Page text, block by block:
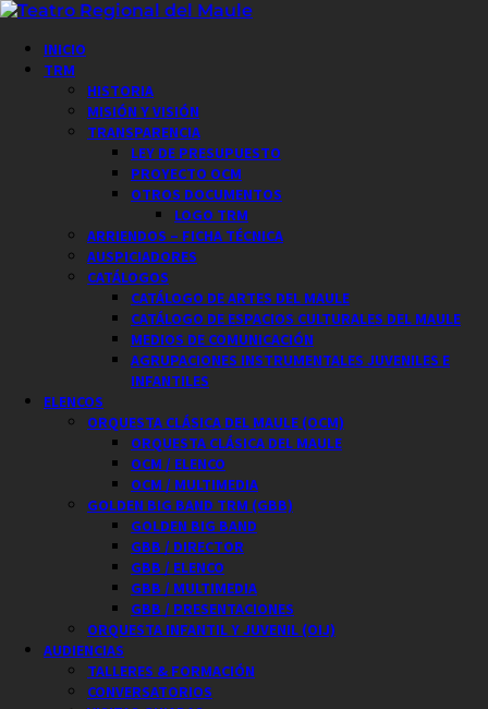
Saltar
contenido
Menú
principal
INICIO
TRM
HISTORIA
MISIÓN Y VISIÓN
TRANSPARENCIA
LEY DE PRESUPUESTO
PROYECTO OCM
OTROS DOCUMENTOS
LOGO TRM
ARRIENDOS – FICHA TÉCNICA
AUSPICIADORES
CATÁLOGOS
CATÁLOGO DE ARTES DEL MAULE
CATÁLOGO DE ESPACIOS CULTURALES DEL MAULE
MEDIOS DE COMUNICACIÓN
AGRUPACIONES INSTRUMENTALES JUVENILES E
INFANTILES
ELENCOS
ORQUESTA CLÁSICA DEL MAULE (OCM)
ORQUESTA CLÁSICA DEL MAULE
OCM / ELENCO
OCM / MULTIMEDIA
GOLDEN BIG BAND TRM (GBB)
GOLDEN BIG BAND
GBB / DIRECTOR
GBB / ELENCO
GBB / MULTIMEDIA
GBB / PRESENTACIONES
ORQUESTA INFANTIL Y JUVENIL (OIJ)
AUDIENCIAS
TALLERES & FORMACIÓN
CONVERSATORIOS